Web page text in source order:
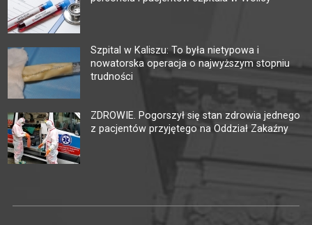
Szpital w Kaliszu: To była nietypowa i
nowatorska operacja o najwyższym stopniu
trudności
ZDROWIE. Pogorszył się stan zdrowia jednego
z pacjentów przyjętego na Oddział Zakaźny